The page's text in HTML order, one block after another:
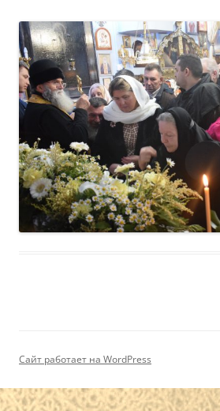
Сайт работает на WordPress